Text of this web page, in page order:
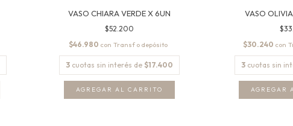
VASO CHIARA VERDE X 6UN
$52.200
$46.980 con
3 cuotas sin interés de $17.400
AGREGAR AL CARRITO
VASO
$30.240 con
3 cuotas sin